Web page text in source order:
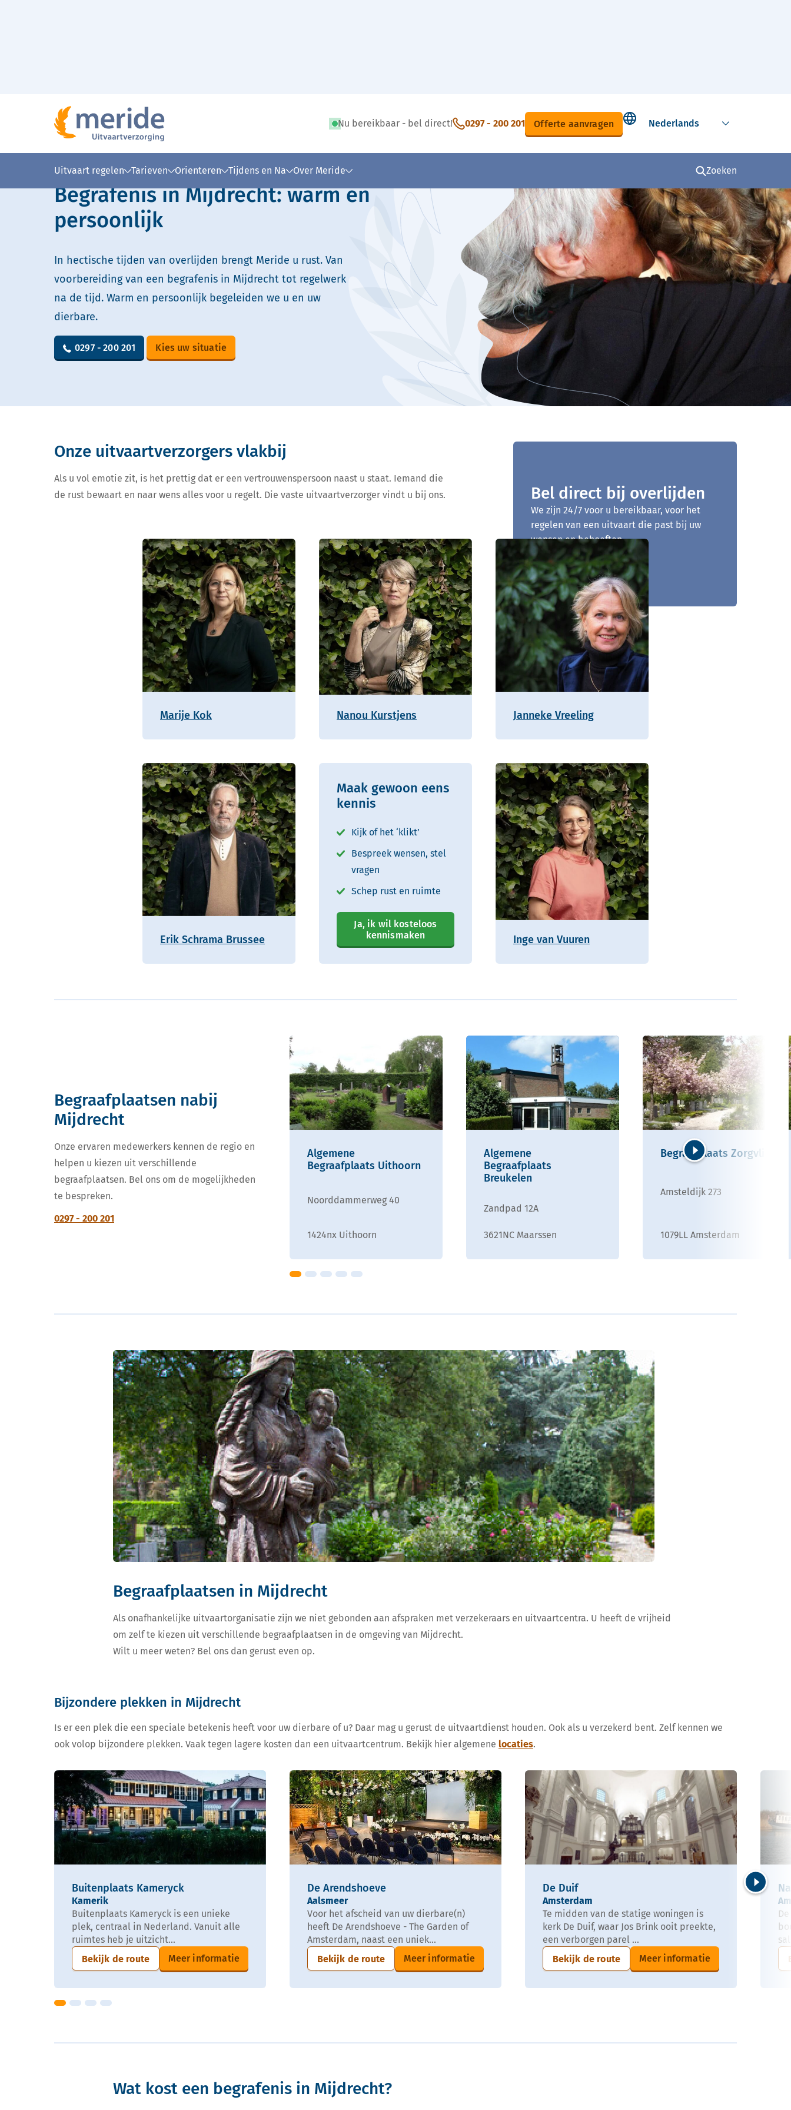
Nu bereikbaar - bel direct! 0297 - 200 201 Offerte aanvragen
Select language
Uitvaart regelen Tarieven Orienteren Tijdens en Na Over Meride Zoeken
Lees voor Uitleg woorden Simpele tekst
Begrafenis in Mijdrecht: warm en
persoonlijk
In hectische tijden van overlijden brengt Meride u rust. Van
voorbereiding van een begrafenis in Mijdrecht tot regelwerk
na de tijd. Warm en persoonlijk begeleiden we u en uw
dierbare.
0297 - 200 201 Kies uw situatie
Bel direct bij overlijden
We zijn 24/7 voor u bereikbaar, voor het
regelen van een uitvaart die past bij uw
wensen en behoeften.
0297 - 200 201
Onze uitvaartverzorgers vlakbij
Als u vol emotie zit, is het prettig dat er een vertrouwenspersoon naast u staat. Iemand die
de rust bewaart en naar wens alles voor u regelt. Die vaste uitvaartverzorger vindt u bij ons.
Marije Kok Nanou Kurstjens Janneke Vreeling
Erik Schrama Brussee
Maak gewoon eens
kennis
Kijk of het ‘klikt’
Bespreek wensen, stel
vragen
Schep rust en ruimte
Ja, ik wil kosteloos
kennismaken
Inge van Vuuren
Begraafplaatsen nabij
Mijdrecht
Onze ervaren medewerkers kennen de regio en
helpen u kiezen uit verschillende
begraafplaatsen. Bel ons om de mogelijkheden
te bespreken.
0297 - 200 201
Algemene
Begraafplaats Uithoorn
Noorddammerweg 40
1424nx Uithoorn
Algemene
Begraafplaats
Breukelen
Zandpad 12A
3621NC Maarssen
Begraafplaats Zorgvlied
Amsteldijk 273
1079LL Amsterdam
Begraafplaatsen in Mijdrecht
Als onafhankelijke uitvaartorganisatie zijn we niet gebonden aan afspraken met verzekeraars en uitvaartcentra. U heeft de vrijheid
om zelf te kiezen uit verschillende begraafplaatsen in de omgeving van Mijdrecht.
Wilt u meer weten? Bel ons dan gerust even op.
Bijzondere plekken in Mijdrecht
Is er een plek die een speciale betekenis heeft voor uw dierbare of u? Daar mag u gerust de uitvaartdienst houden. Ook als u verzekerd bent. Zelf kennen we
ook volop bijzondere plekken. Vaak tegen lagere kosten dan een uitvaartcentrum. Bekijk hier algemene locaties.
Buitenplaats Kameryck
Kamerik
Buitenplaats Kameryck is een unieke
plek, centraal in Nederland. Vanuit alle
ruimtes heb je uitzicht...
Bekijk de route
Meer informatie
De Arendshoeve
Aalsmeer
Voor het afscheid van uw dierbare(n)
heeft De Arendshoeve - The Garden of
Amsterdam, naast een uniek...
Bekijk de route
Meer informatie
De Duif
Amsterdam
Te midden van de statige woningen is
kerk De Duif, waar Jos Brink ooit preekte,
een verborgen parel ...
Bekijk de route
Meer informatie
Volgende
Wat kost een begrafenis in Mijdrecht?